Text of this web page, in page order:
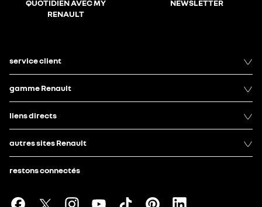
QUOTIDIEN AVEC MY
RENAULT
NEWSLETTER
service client
gamme Renault
liens directs
autres sites Renault
restons connectés